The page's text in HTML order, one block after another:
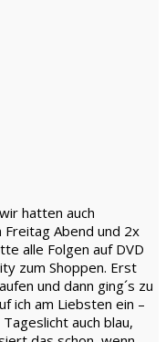
hatten auch
Freitag Abend und 2x
alle Folgen auf DVD
zum Shoppen. Erst
und dann ging´s zu
ich am Liebsten ein –
auch blau,